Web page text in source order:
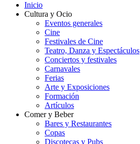
Inicio
Cultura y Ocio
Eventos generales
Cine
Festivales de Cine
Teatro, Danza y Espectáculos
Conciertos y festivales
Carnavales
Ferias
Arte y Exposiciones
Formación
Artículos
Comer y Beber
Bares y Restaurantes
Copas
Discotecas y Pubs